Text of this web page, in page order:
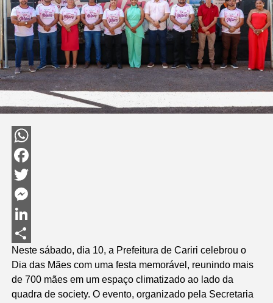
WhatsApp
Facebook
Twitter
Messenger
LinkedIn
Share
Neste sábado, dia 10, a Prefeitura de Cariri celebrou o
Dia das Mães com uma festa memorável, reunindo mais
de 700 mães em um espaço climatizado ao lado da
quadra de society. O evento, organizado pela Secretaria